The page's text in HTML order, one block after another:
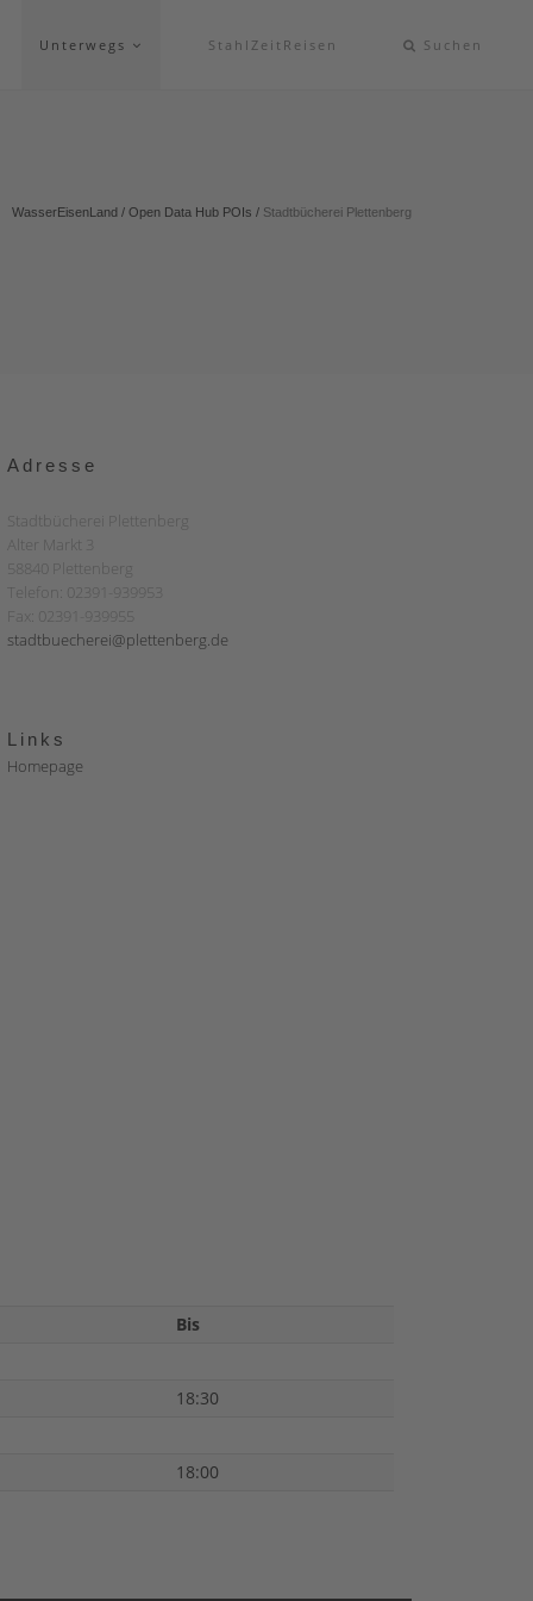
Unterwegs StahlZeitReisen Suchen
WasserEisenLand / Open Data Hub POIs / Stadtbücherei Plettenberg
Adresse
Stadtbücherei Plettenberg
Alter Markt 3
58840 Plettenberg
Telefon: 02391-939953
Fax: 02391-939955
stadtbuecherei@plettenberg.de
Links
Homepage
Bis
18:30
18:00